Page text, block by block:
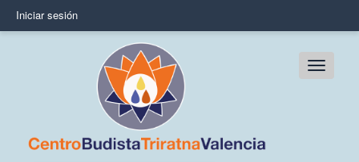
principal
User
Iniciar sesión
Main